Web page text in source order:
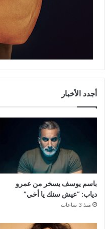
أجدد الأخبار
باسم يوسف يسخر من عمرو
دياب: “عيش سنك يا أخي”
منذ 3 ساعات